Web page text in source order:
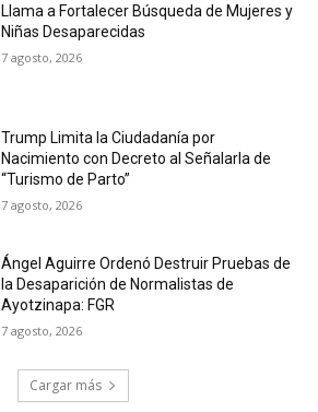
Llama a Fortalecer Búsqueda de Mujeres y
Niñas Desaparecidas
7 agosto, 2026
Trump Limita la Ciudadanía por
Nacimiento con Decreto al Señalarla de
“Turismo de Parto”
7 agosto, 2026
Ángel Aguirre Ordenó Destruir Pruebas de
la Desaparición de Normalistas de
Ayotzinapa: FGR
7 agosto, 2026
Cargar más